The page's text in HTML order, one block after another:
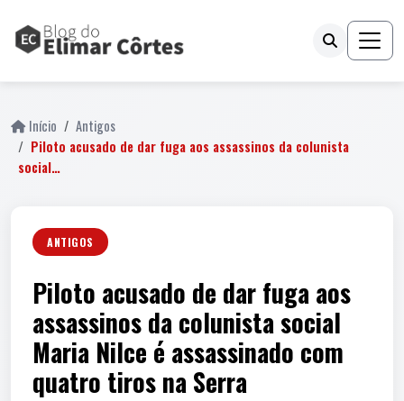
Início
Antigos
Piloto acusado de dar fuga aos assassinos da colunista
social…
ANTIGOS
Piloto acusado de dar fuga aos
assassinos da colunista social
Maria Nilce é assassinado com
quatro tiros na Serra